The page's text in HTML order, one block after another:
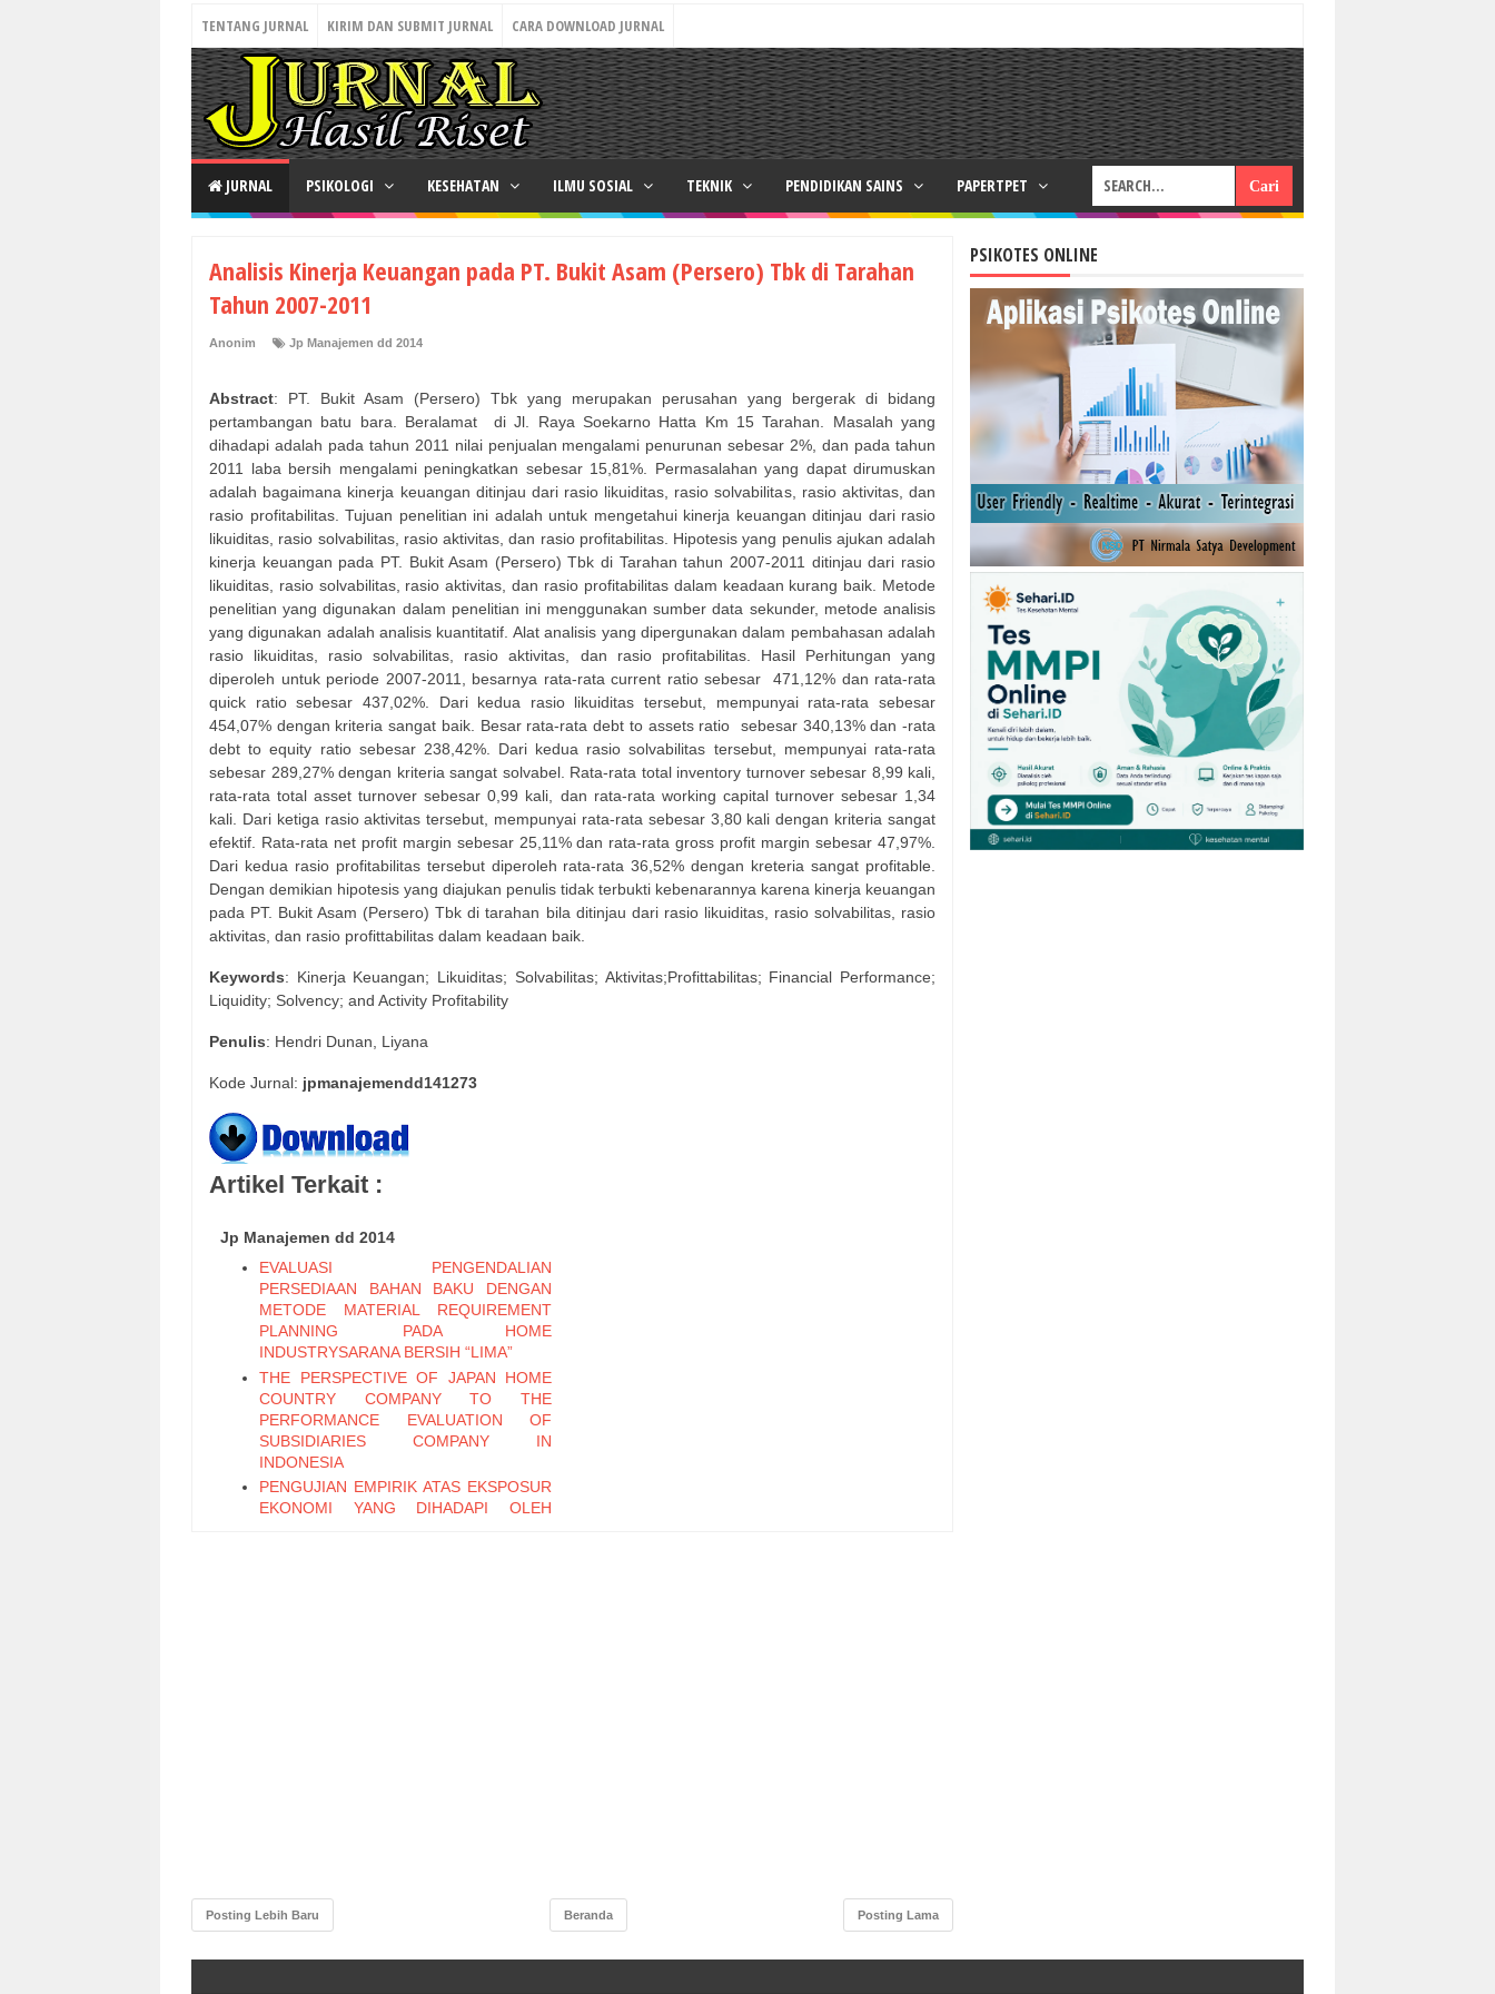
TENTANG JURNAL KIRIM DAN SUBMIT JURNAL CARA DOWNLOAD JURNAL
JURNAL PSIKOLOGI KESEHATAN ILMU SOSIAL TEKNIK PENDIDIKAN SAINS PAPERTPET
Analisis Kinerja Keuangan pada PT. Bukit Asam (Persero) Tbk di Tarahan
Tahun 2007-2011
Anonim Jp Manajemen dd 2014
Abstract: PT. Bukit Asam (Persero) Tbk yang merupakan perusahan yang bergerak di bidang
pertambangan batu bara. Beralamat
di Jl. Raya Soekarno Hatta Km 15 Tarahan. Masalah yang
dihadapi adalah pada tahun 2011 nilai penjualan mengalami penurunan sebesar 2%, dan pada tahun
2011 laba bersih mengalami peningkatkan sebesar 15,81%. Permasalahan yang dapat dirumuskan
adalah bagaimana kinerja keuangan ditinjau dari rasio likuiditas, rasio solvabilitas, rasio aktivitas, dan
rasio profitabilitas. Tujuan penelitian ini adalah untuk mengetahui kinerja keuangan ditinjau dari rasio
likuiditas, rasio solvabilitas, rasio aktivitas, dan rasio profitabilitas. Hipotesis yang penulis ajukan adalah
kinerja keuangan pada PT. Bukit Asam (Persero) Tbk di Tarahan tahun 2007-2011 ditinjau dari rasio
likuiditas, rasio solvabilitas, rasio aktivitas, dan rasio profitabilitas dalam keadaan kurang baik. Metode
penelitian yang digunakan dalam penelitian ini menggunakan sumber data sekunder, metode analisis
yang digunakan adalah analisis kuantitatif. Alat analisis yang dipergunakan dalam pembahasan adalah
rasio likuiditas, rasio solvabilitas, rasio aktivitas, dan rasio profitabilitas. Hasil Perhitungan yang
diperoleh untuk periode 2007-2011, besarnya rata-rata current ratio sebesar
471,12% dan rata-rata
quick ratio sebesar 437,02%. Dari kedua rasio likuiditas tersebut, mempunyai rata-rata sebesar
454,07% dengan kriteria sangat baik. Besar rata-rata debt to assets ratio
sebesar 340,13% dan -rata
debt to equity ratio sebesar 238,42%. Dari kedua rasio solvabilitas tersebut, mempunyai rata-rata
sebesar 289,27% dengan kriteria sangat solvabel. Rata-rata total inventory turnover sebesar 8,99 kali,
rata-rata total asset turnover sebesar 0,99 kali, dan rata-rata working capital turnover sebesar 1,34
kali. Dari ketiga rasio aktivitas tersebut, mempunyai rata-rata sebesar 3,80 kali dengan kriteria sangat
efektif. Rata-rata net profit margin sebesar 25,11% dan rata-rata gross profit margin sebesar 47,97%.
Dari kedua rasio profitabilitas tersebut diperoleh rata-rata 36,52% dengan kreteria sangat profitable.
Dengan demikian hipotesis yang diajukan penulis tidak terbukti kebenarannya karena kinerja keuangan
pada PT. Bukit Asam (Persero) Tbk di tarahan bila ditinjau dari rasio likuiditas, rasio solvabilitas, rasio
aktivitas, dan rasio profittabilitas dalam keadaan baik.
Keywords: Kinerja Keuangan; Likuiditas; Solvabilitas; Aktivitas;Profittabilitas; Financial Performance;
Liquidity; Solvency; and Activity Profitability
Penulis: Hendri Dunan, Liyana
Kode Jurnal: jpmanajemendd141273
Artikel Terkait :
Jp Manajemen dd 2014
EVALUASI PENGENDALIAN
PERSEDIAAN BAHAN BAKU DENGAN
METODE MATERIAL REQUIREMENT
PLANNING PADA HOME
INDUSTRYSARANA BERSIH “LIMA”
THE PERSPECTIVE OF JAPAN HOME
COUNTRY COMPANY TO THE
PERFORMANCE EVALUATION OF
SUBSIDIARIES COMPANY IN
INDONESIA
PENGUJIAN EMPIRIK ATAS EKSPOSUR
EKONOMI YANG DIHADAPI OLEH
GLOBAL
ANALISIS PENGARUH PRODUCT
Posting Lebih Baru Posting Lama
Beranda
PSIKOTES ONLINE